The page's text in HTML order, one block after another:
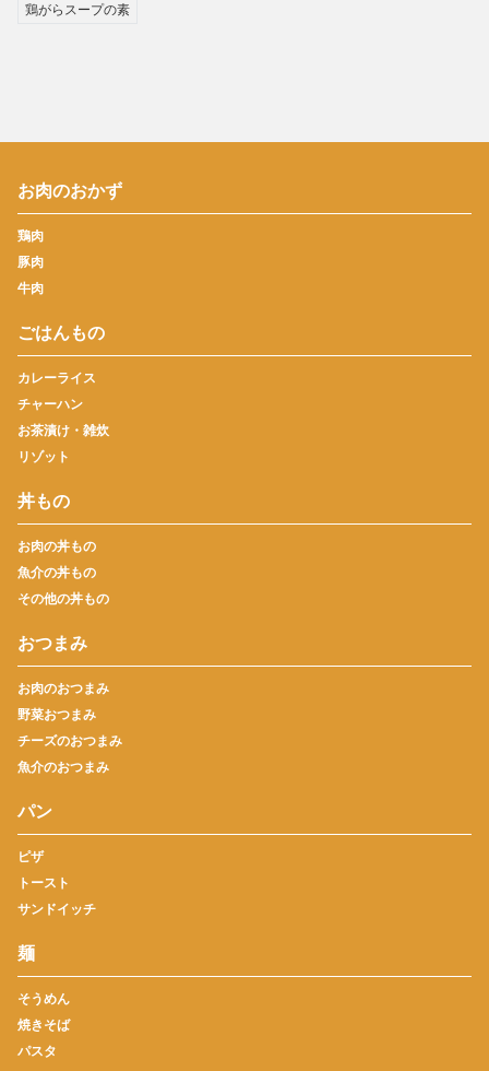
鶏がらスープの素
お肉のおかず
鶏肉
豚肉
牛肉
ごはんもの
カレーライス
チャーハン
お茶漬け・雑炊
リゾット
丼もの
お肉の丼もの
魚介の丼もの
その他の丼もの
おつまみ
お肉のおつまみ
野菜おつまみ
チーズのおつまみ
魚介のおつまみ
パン
ピザ
トースト
サンドイッチ
麺
そうめん
焼きそば
パスタ